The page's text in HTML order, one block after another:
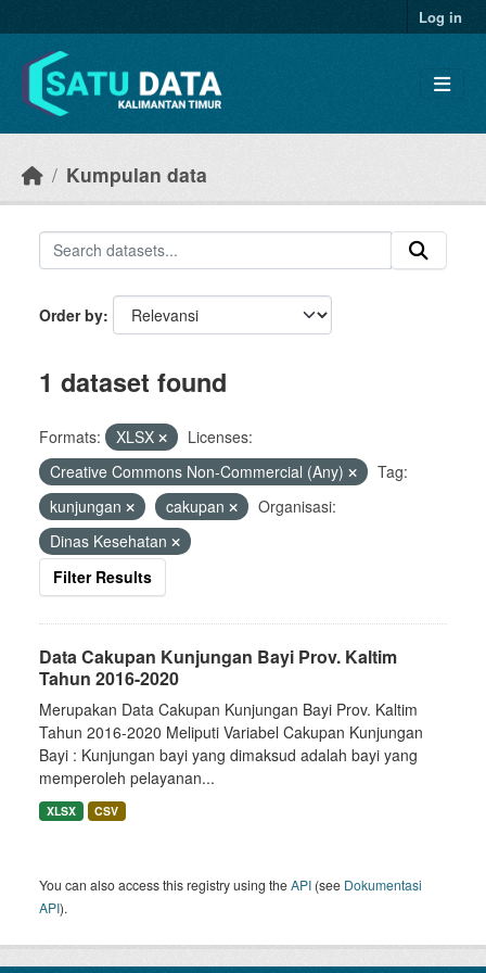
Log in
Kumpulan data
Order by
1 dataset found
Formats: XLSX
Licenses:
Creative Commons Non-Commercial (Any)
Tag:
kunjungan
cakupan
Organisasi:
Dinas Kesehatan
Filter Results
Data Cakupan Kunjungan Bayi Prov. Kaltim
Tahun 2016-2020
Merupakan Data Cakupan Kunjungan Bayi Prov. Kaltim
Tahun 2016-2020 Meliputi Variabel Cakupan Kunjungan
Bayi : Kunjungan bayi yang dimaksud adalah bayi yang
memperoleh pelayanan...
XLSX CSV
You can also access this registry using theAPI (see Dokumentasi
API).